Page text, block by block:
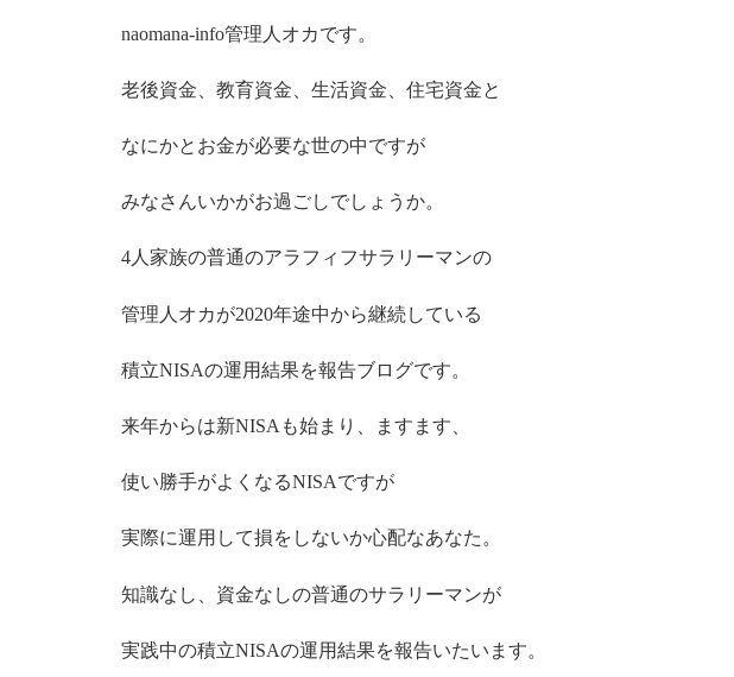
naomana-info管理人オカです。
老後資金、教育資金、生活資金、住宅資金と
なにかとお金が必要な世の中ですが
みなさんいかがお過ごしでしょうか。
4人家族の普通のアラフィフサラリーマンの
管理人オカが2020年途中から継続している
積立NISAの運用結果を報告ブログです。
来年からは新NISAも始まり、ますます、
使い勝手がよくなるNISAですが
実際に運用して損をしないか心配なあなた。
知識なし、資金なしの普通のサラリーマンが
実践中の積立NISAの運用結果を報告いたいます。